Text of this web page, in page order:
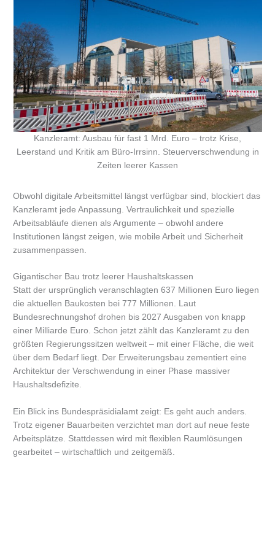
Kanzleramt: Ausbau für fast 1 Mrd. Euro – trotz Krise,
Leerstand und Kritik am Büro-Irrsinn. Steuerverschwendung in
Zeiten leerer Kassen
Obwohl digitale Arbeitsmittel längst verfügbar sind, blockiert das
Kanzleramt jede Anpassung. Vertraulichkeit und spezielle
Arbeitsabläufe dienen als Argumente – obwohl andere
Institutionen längst zeigen, wie mobile Arbeit und Sicherheit
zusammenpassen.
Gigantischer Bau trotz leerer Haushaltskassen
Statt der ursprünglich veranschlagten 637 Millionen Euro liegen
die aktuellen Baukosten bei 777 Millionen. Laut
Bundesrechnungshof drohen bis 2027 Ausgaben von knapp
einer Milliarde Euro. Schon jetzt zählt das Kanzleramt zu den
größten Regierungssitzen weltweit – mit einer Fläche, die weit
über dem Bedarf liegt. Der Erweiterungsbau zementiert eine
Architektur der Verschwendung in einer Phase massiver
Haushaltsdefizite.
Ein Blick ins Bundespräsidialamt zeigt: Es geht auch anders.
Trotz eigener Bauarbeiten verzichtet man dort auf neue feste
Arbeitsplätze. Stattdessen wird mit flexiblen Raumlösungen
gearbeitet – wirtschaftlich und zeitgemäß.